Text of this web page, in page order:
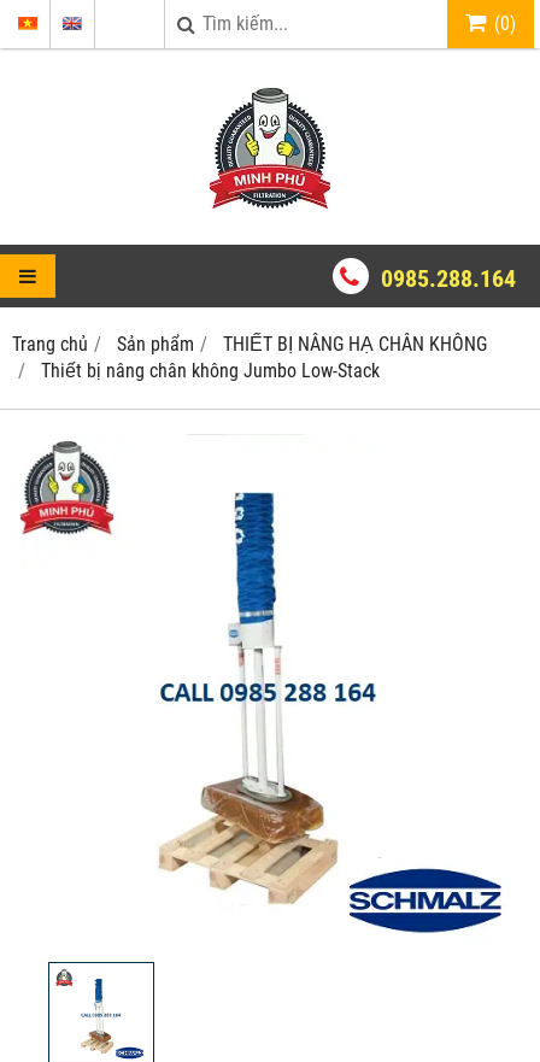
(0)
0985.288.164
Trang chủ Sản phẩm
THIẾT BỊ NÂNG HẠ CHÂN KHÔNG
Thiết bị nâng chân không Jumbo Low-Stack